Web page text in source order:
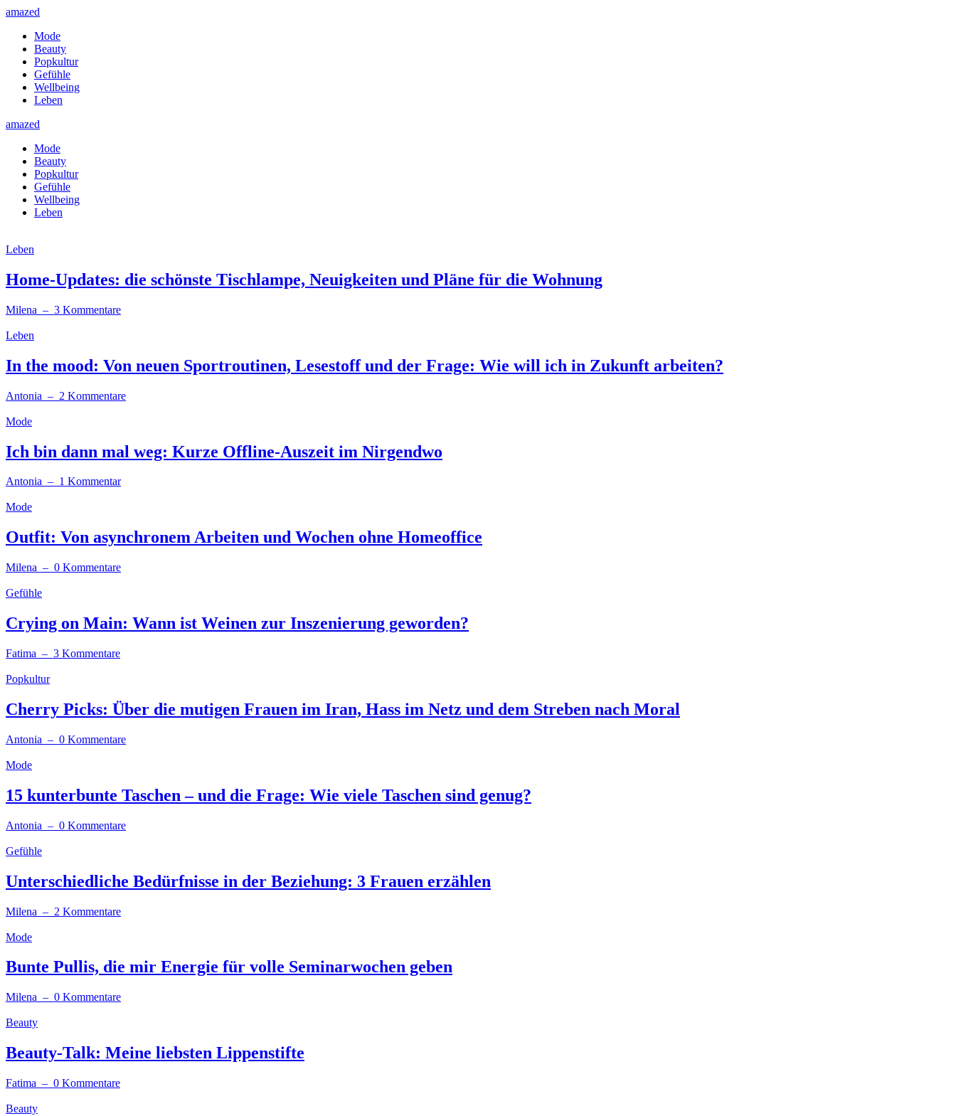
amazed
Mode
Beauty
Popkultur
Gefühle
Wellbeing
Leben
amazed
Mode
Beauty
Popkultur
Gefühle
Wellbeing
Leben
Leben
Home-Updates: die schönste Tischlampe, Neuigkeiten und Pläne für die Wohnung
Milena – 3 Kommentare
Leben
In the mood: Von neuen Sportroutinen, Lesestoff und der Frage: Wie will ich in Zukunft arbeiten?
Antonia – 2 Kommentare
Mode
Ich bin dann mal weg: Kurze Offline-Auszeit im Nirgendwo
Antonia – 1 Kommentar
Mode
Outfit: Von asynchronem Arbeiten und Wochen ohne Homeoffice
Milena – 0 Kommentare
Gefühle
Crying on Main: Wann ist Weinen zur Inszenierung geworden?
Fatima – 3 Kommentare
Popkultur
Cherry Picks: Über die mutigen Frauen im Iran, Hass im Netz und dem Streben nach Moral
Antonia – 0 Kommentare
Mode
15 kunterbunte Taschen – und die Frage: Wie viele Taschen sind genug?
Antonia – 0 Kommentare
Gefühle
Unterschiedliche Bedürfnisse in der Beziehung: 3 Frauen erzählen
Milena – 2 Kommentare
Mode
Bunte Pullis, die mir Energie für volle Seminarwochen geben
Milena – 0 Kommentare
Beauty
Beauty-Talk: Meine liebsten Lippenstifte
Fatima – 0 Kommentare
Beauty